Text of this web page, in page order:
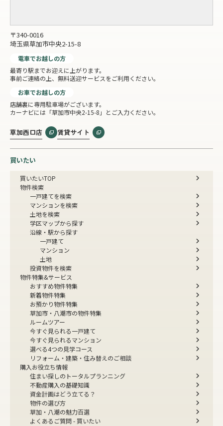
〒340-0016
埼玉県草加市中央2-15-8
電車でお越しの方
最寄り駅までお迎えに上がります。
事前ご連絡の上、無料送迎サービスをご利用ください。
お車でお越しの方
店舗裏に専用駐車場がございます。
カーナビには「草加市中央2-15-8」とご入力ください。
草加西口店 賃貸サイト
買いたい
買いたいTOP
物件検索
一戸建てを検索
マンションを検索
土地を検索
学区マップから探す
沿線・駅から探す
一戸建て
マンション
土地
投資物件を検索
物件特集&サービス
おすすめ物件特集
新着物件特集
お預かり物件特集
草加市・八潮市の物件特集
ルームツアー
今すぐ見られる一戸建て
今すぐ見られるマンション
選べる4つの見学コース
リフォーム・建築・住み替えのご相談
購入お役立ち情報
住まい探しのトータルプランニング
不動産購入の基礎知識
資金計画はどう立てる？
物件の選び方
草加・八潮の魅力百選
よくあるご質問 - 買いたい